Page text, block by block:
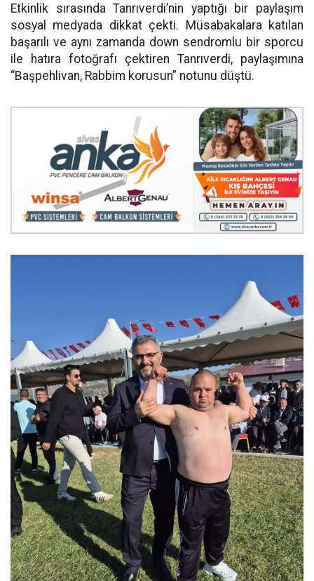
Etkinlik sırasında Tanrıverdi’nin yaptığı bir paylaşım
sosyal medyada dikkat çekti. Müsabakalara katılan
başarılı ve aynı zamanda down sendromlu bir sporcu
ile hatıra fotoğrafı çektiren Tanrıverdi, paylaşımına
“Başpehlivan, Rabbim korusun” notunu düştü.